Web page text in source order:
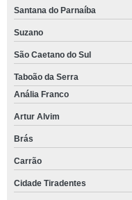
Santana do Parnaíba
Suzano
São Caetano do Sul
Taboão da Serra
Anália Franco
Artur Alvim
Brás
Carrão
Cidade Tiradentes